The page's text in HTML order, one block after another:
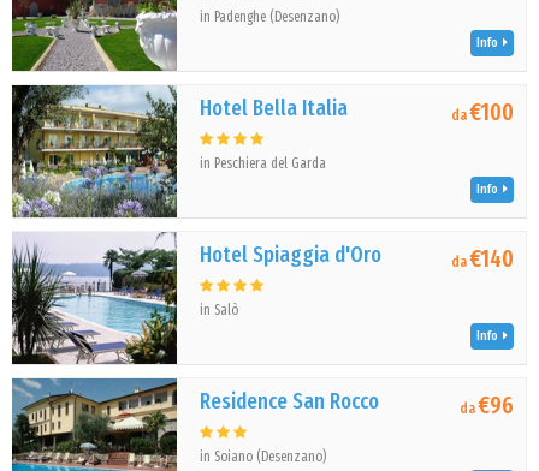
in Padenghe (Desenzano)
Info
Hotel Bella Italia
in Peschiera del Garda
da€100
Info
Hotel Spiaggia d'Oro
in Salò
da€140
Info
Residence San Rocco
in Soiano (Desenzano)
da€96